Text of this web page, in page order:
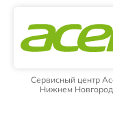
Сервисный центр
Нижнем